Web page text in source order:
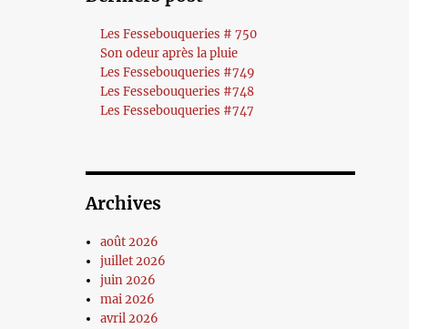
Les Fessebouqueries # 750
Son odeur après la pluie
Les Fessebouqueries #749
Les Fessebouqueries #748
Les Fessebouqueries #747
Archives
août 2026
juillet 2026
juin 2026
mai 2026
avril 2026